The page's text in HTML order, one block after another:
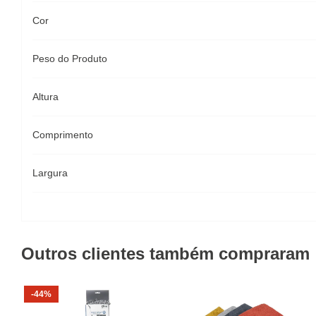
Cor
Peso do Produto
Altura
Comprimento
Largura
Outros clientes também compraram
-44%